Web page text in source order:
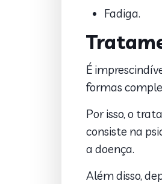
Fadiga.
É
formas
Por isso, o
consiste na
a doença.
Além disso,